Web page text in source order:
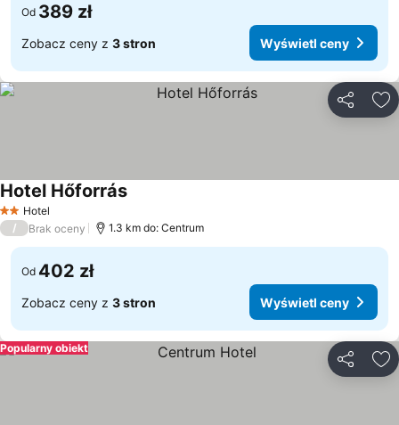
Od 389 zł
Zobacz ceny z 3 stron Wyświetl ceny
2 Kategoria
Hotel
Hotel Hőforrás
/ Brak oceny 1.3 km do: Centrum
Od 402 zł
Zobacz ceny z 3 stron Wyświetl ceny
Popularny obiekt